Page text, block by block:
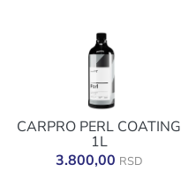
CARPRO PERL COATING
1L
3.800,00 RSD